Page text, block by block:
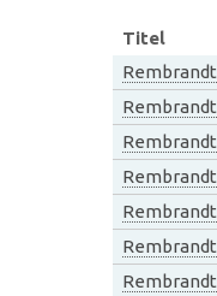
Titel
Rembrandt
Rembrandt
Rembrandt
Rembrandt
Rembrandt
Rembrandt
Rembrandt